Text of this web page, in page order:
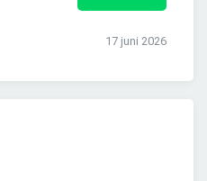
17 juni 2026